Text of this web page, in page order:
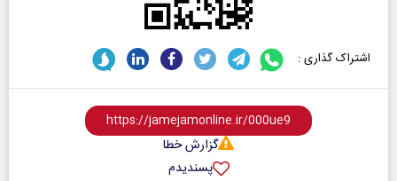
اشتراک گذاری :
گزارش خطا
پسندیدم